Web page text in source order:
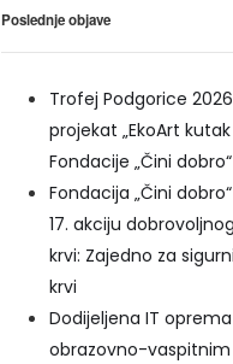
Poslednje objave
Trofej Podgorice
projekat „EkoArt
Fondacije „Čini dobro“
Fondacija „Čini
17. akciju
krvi: Zajedno za
krvi
Dodijeljena IT oprema
obrazovno-vaspitnim